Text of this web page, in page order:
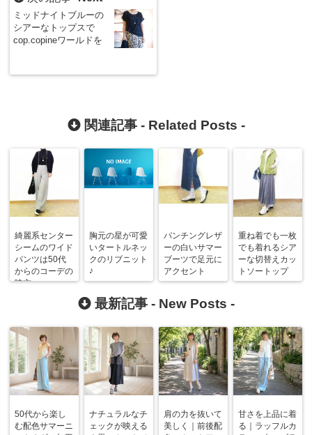
ミッドナイトブルーの
シアーなトップスで
cop.copineワールドを
関連記事 - Related Posts -
綺麗系センター
シームのワイド
パンツは50代
からのコーデの
味方
胸元の星が可愛
いタートルネッ
クのリブニット
♪
パンチングレザ
ーの白いサマー
ブーツで足元に
アクセント
重ね着でも一枚
でも着れるシア
ーな切替えカッ
トソートップ
最新記事 - New Posts -
50代から楽し
む配色サマーニ
ナチュラルなチ
ェックが映える
肩の力を抜いて
美しく｜前後配
甘さを上品に着
る｜ラッフルカ